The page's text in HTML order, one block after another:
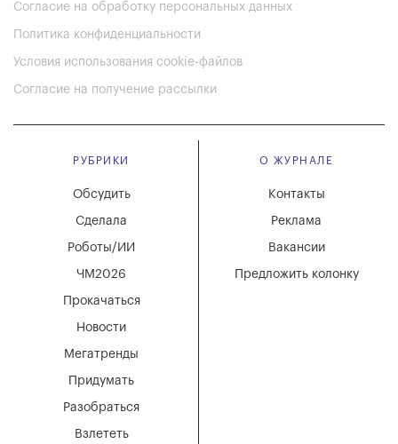
Согласие на обработку персональных данных
Политика конфиденциальности
Условия использования cookie-файлов
Согласие на получение рассылки
РУБРИКИ
Мегатренды
Придумать
Разобраться
Взлететь
Новости
Обсудить
Сделала
Роботы/ИИ
ЧМ2026
Прокачаться
О ЖУРНАЛЕ
Вакансии
Реклама
Контакты
Предложить колонку